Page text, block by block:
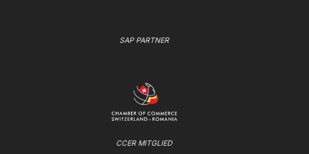
SAP PARTNER
CCER MITGLIED